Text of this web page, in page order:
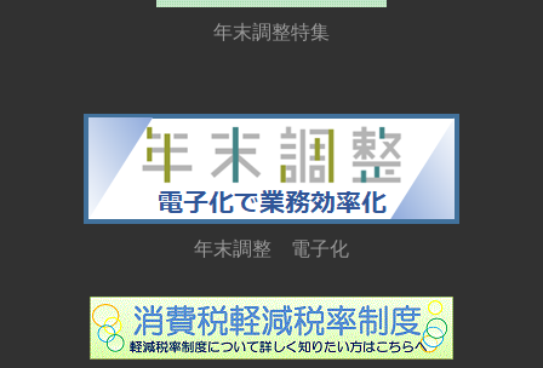
年末調整特集
年末調整 電子化